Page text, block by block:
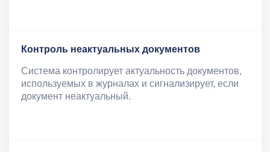
Контроль неактуальных документов
Система контролирует актуальность документов,
используемых в журналах и сигнализирует, если
документ неактуальный.